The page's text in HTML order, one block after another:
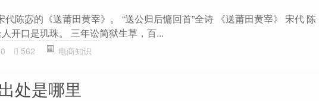
代陈宓的《送莆田黄宰》。 “送公归后慵回首”全诗 《送莆田黄宰》 宋代 陈
开口是玑珠。 三年讼简狱生草，百...
0 562 电商知识
处是哪里